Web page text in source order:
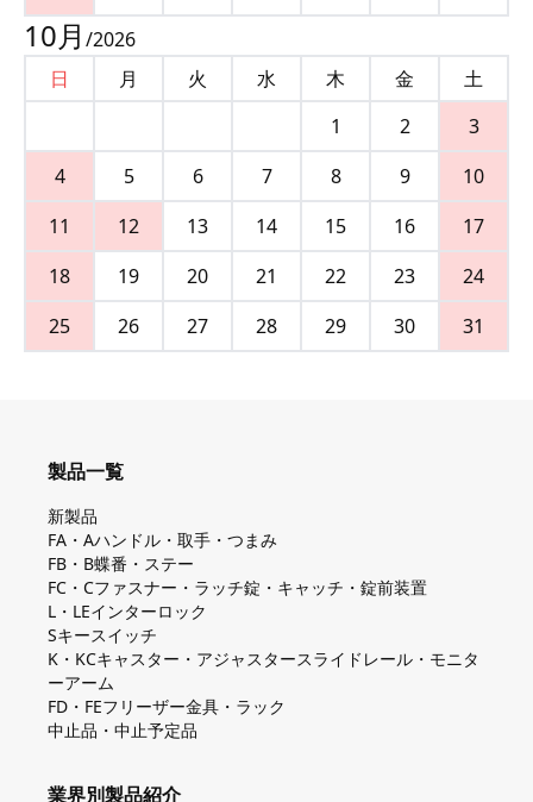
10月 /2026
日
月 火 水 木 金
土
1
2
3
4
5 6 7 8 9
10
11
12 13 14 15 16
17
18
19 20 21 22 23
24
25
26 27 28 29 30 31
製品一覧
新製品
FA・Aハンドル・取手・つまみ
FB・B蝶番・ステー
FC・Cファスナー・ラッチ錠・キャッチ・錠前装置
L・LEインターロック
Sキースイッチ
K・KCキャスター・アジャスタースライドレール・モニタ
ーアーム
FD・FEフリーザー金具・ラック
中止品・中止予定品
業界別製品紹介